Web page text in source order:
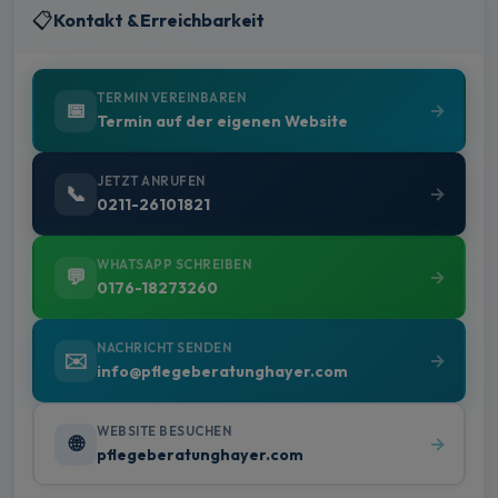
📋Kontakt & Erreichbarkeit
📅
TERMIN VEREINBAREN
Termin auf der eigenen Website
📞
JETZT ANRUFEN
0211-26101821
💬
WHATSAPP SCHREIBEN
0176-18273260
✉️
NACHRICHT SENDEN
info@pflegeberatunghayer.com
🌐
WEBSITE BESUCHEN
pflegeberatunghayer.com